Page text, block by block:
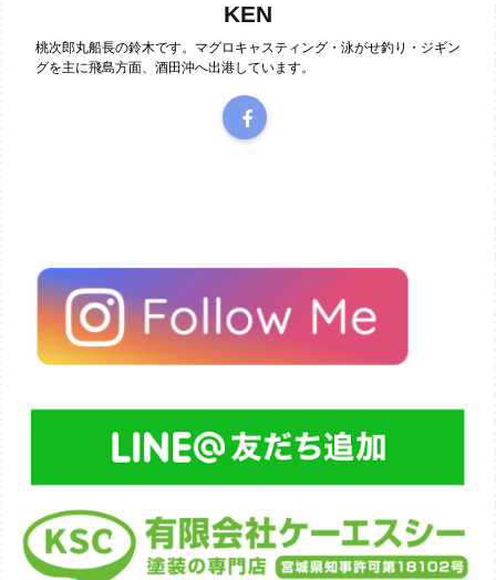
KEN
桃次郎丸船長の鈴木です。マグロキャスティング・泳がせ釣り・ジギン
グを主に飛島方面、酒田沖へ出港しています。